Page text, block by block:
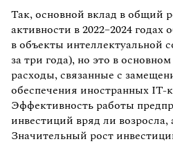
Так, основной вклад в общий
активности в 2022–2024
в объекты интеллектуальной
за три года), но это в
расходы, связанные с
обеспечения иностранных IT-
Эффективность работы
инвестиций вряд ли возросла,
Значительный рост